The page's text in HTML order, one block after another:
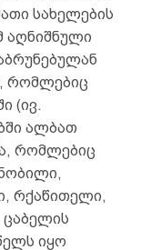
სახელების
აღნიშნული
რომლებიც
(ივ.
ალბათ
რომლებიც
რქაწითელი,
ცაბელის
იყო